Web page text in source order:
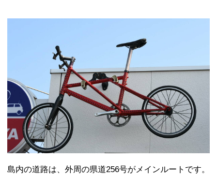
島内の道路は、外周の県道256号がメインルートです。